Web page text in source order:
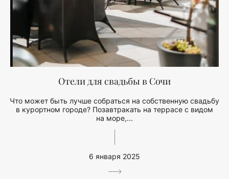
Отели для свадьбы в Сочи
Что может быть лучше собраться на собственную свадьбу
в курортном городе? Позавтракать на террасе с видом
на море,...
6 января 2025